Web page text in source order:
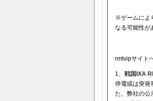
※ゲームによ
なる可能性が
rmtvipサイト
1、 戦国IXA
停電或は突発
た、弊社の公